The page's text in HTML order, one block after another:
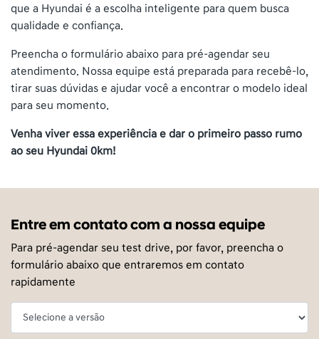
que a Hyundai é a escolha inteligente para quem busca
qualidade e confiança.
Preencha o formulário abaixo para pré-agendar seu
atendimento. Nossa equipe está preparada para recebê-lo,
tirar suas dúvidas e ajudar você a encontrar o modelo ideal
para seu momento.
Venha viver essa experiência e dar o primeiro passo rumo
ao seu Hyundai 0km!
Entre em contato com a nossa equipe
Para pré-agendar seu test drive, por favor, preencha o
formulário abaixo que entraremos em contato
rapidamente